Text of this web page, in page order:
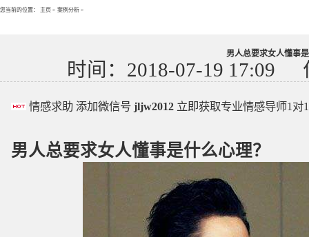
您当前的位置： 主页 > 案例分析 >
男人总要求女人懂事
时间：2018-07-19 17:09
情感求助 添加微信号 jljw2012 立即获取专业情感导师1对
男人总要求女人懂事是什么心理？